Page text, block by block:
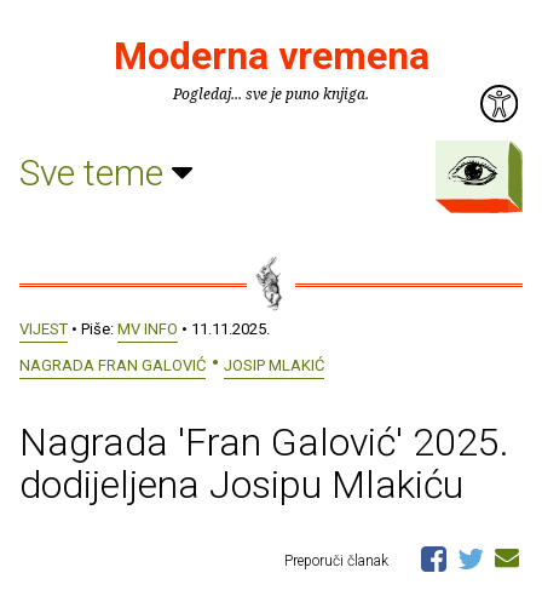
Moderna vremena
Pogledaj... sve je puno knjiga.
Sve teme
VIJEST • Piše: MV INFO • 11.11.2025.
NAGRADA FRAN GALOVIĆ
JOSIP MLAKIĆ
Nagrada 'Fran Galović' 2025.
dodijeljena Josipu Mlakiću
Preporuči članak